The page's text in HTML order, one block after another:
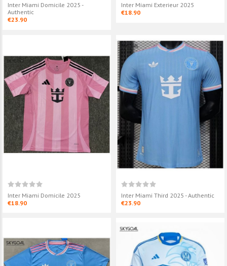
Inter Miami Domicile 2025 -
Authentic
€23.90
Inter Miami Exterieur 2025
€18.90
Inter Miami Domicile 2025
€18.90
Inter Miami Third 2025 - Authentic
€23.90